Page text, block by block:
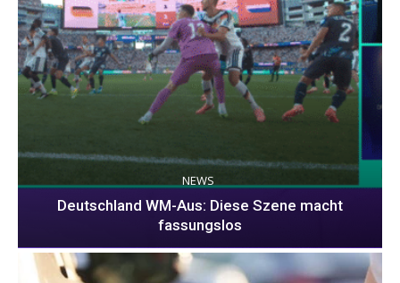
NEWS
Deutschland WM-Aus: Diese Szene macht
fassungslos